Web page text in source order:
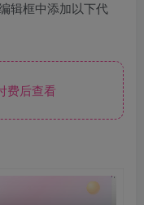
辑框中添加以下代
费后查看